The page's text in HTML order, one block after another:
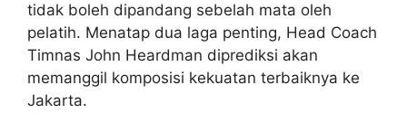
tidak boleh dipandang sebelah mata oleh
pelatih. Menatap dua laga penting, Head Coach
Timnas John Heardman diprediksi akan
memanggil komposisi kekuatan terbaiknya ke
Jakarta.